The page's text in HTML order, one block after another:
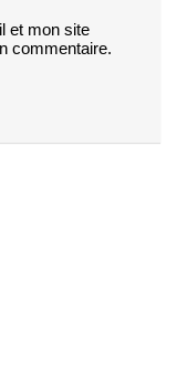
et mon site
commentaire.